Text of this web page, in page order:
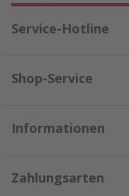
Service-Hotline
Shop-Service
Informationen
Zahlungsarten